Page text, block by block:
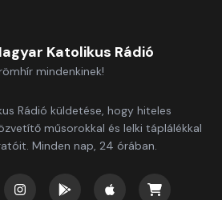
Katolikus Rádió
mindenkinek!
Rádió küldetése, hogy hiteles
műsorokkal és lelki táplálékkal
Minden nap, 24 órában.